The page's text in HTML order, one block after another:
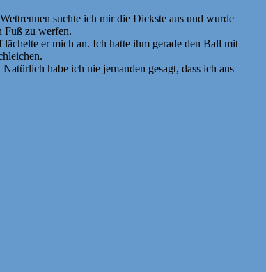
suchte ich mir die Dickste aus und wurde
Fuß zu werfen.
er mich an. Ich hatte ihm gerade den Ball mit
habe ich nie jemanden gesagt, dass ich aus